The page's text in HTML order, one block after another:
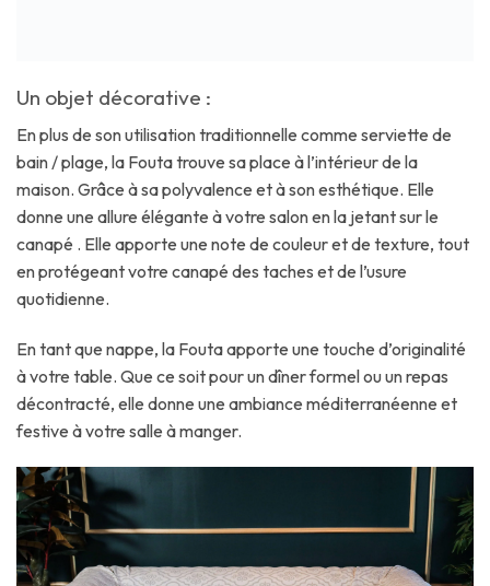
Un objet décorative :
En plus de son utilisation traditionnelle comme serviette de
bain / plage, la Fouta trouve sa place à l’intérieur de la
maison. Grâce à sa polyvalence et à son esthétique. Elle
donne une allure élégante à votre salon en la jetant sur le
canapé . Elle apporte une note de couleur et de texture, tout
en protégeant votre canapé des taches et de l’usure
quotidienne.
En tant que nappe, la Fouta apporte une touche d’originalité
à votre table. Que ce soit pour un dîner formel ou un repas
décontracté, elle donne une ambiance méditerranéenne et
festive à votre salle à manger.